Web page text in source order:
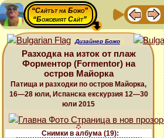
“Сайтът на Божо”
“Божовият Сайт”
Дизайнер Божо
Разходка на изток от плаж
Форментор (Formentor) на
остров Майорка
Патища и разходки по остров Майорка,
16—28 юли, Испанска екскурзия 12—30
юли 2015
Снимки в албума (19):